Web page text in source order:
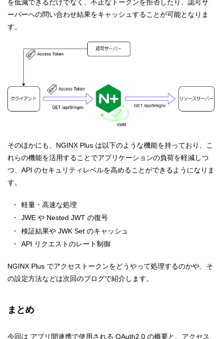
を低減できるだけでなく、不正なトークンを拒否したり、認可サ
ーバーへの問い合わせ結果をキャッシュすることが可能となりま
す。
そのほかにも、NGINX Plus は以下のような機能を持っており、こ
れらの機能を活用することでアプリケーションの負荷を軽減しつ
つ、API のセキュリティレベルを高めることができるようになりま
す。
軽量・高速な処理
JWE や Nested JWT の復号
検証結果や JWK Set のキャッシュ
API リクエストのレート制御
NGINX Plus でアクセストークンをどうやって処理するのかや、そ
の設定方法などは次回のブログで紹介します。
まとめ
今回は アプリ間連携で使用される OAuth2.0 の概要と、アクセス